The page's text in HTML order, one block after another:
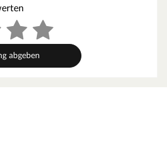
9-kW-Öfen muss die Höhe des
werden. Bitte beachte zu den
die beigefügten
abgeben